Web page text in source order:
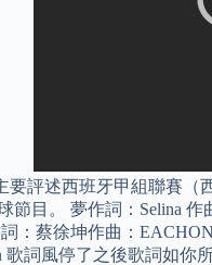
評述西班牙甲組聯賽
目。 夢作詞：Selina
：蔡徐坤作曲：
詞風停了之後歌詞如